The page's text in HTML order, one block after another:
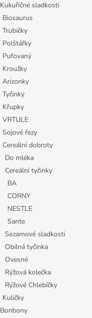
Kukuřičné sladkosti
Biosaurus
Trubičky
Polštářky
Pufovaný
Kroužky
Arizonky
Tyčinky
Křupky
VRTULE
Sojové řezy
Cereální dobroty
Do mléka
Cereální tyčinky
BA
CORNY
NESTLE
Sante
Sezamové sladkosti
Obilná tyčinka
Ovesné
Rýžová kolečka
Rýžové Chlebíčky
Kuličky
Bonbony